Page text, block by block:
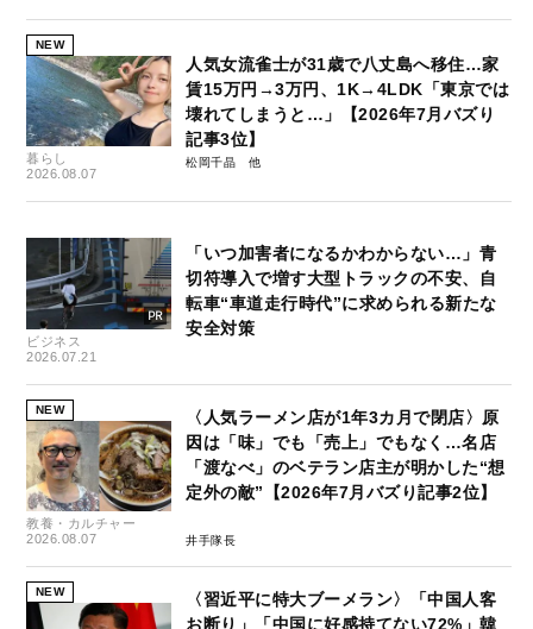
NEW
暮らし
2026.08.07
人気女流雀士が31歳で八丈島へ移住…家
賃15万円→3万円、1K→4LDK「東京では
壊れてしまうと…」【2026年7月バズり
記事3位】
松岡千晶
ビジネス
2026.07.21
「いつ加害者になるかわからない…」青
切符導入で増す大型トラックの不安、自
転車“車道走行時代”に求められる新たな
安全対策
NEW
教養・カルチャー
2026.08.07
〈人気ラーメン店が1年3カ月で閉店〉原
因は「味」でも「売上」でもなく…名店
「渡なべ」のベテラン店主が明かした“想
定外の敵”【2026年7月バズり記事2位】
井手隊長
NEW
〈習近平に特大ブーメラン〉「中国人客
お断り」「中国に好感持てない72%」韓